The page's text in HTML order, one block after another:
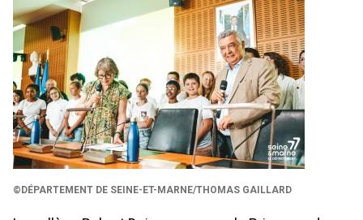
©DÉPARTEMENT DE SEINE-ET-MARNE/THOMAS GAILLARD